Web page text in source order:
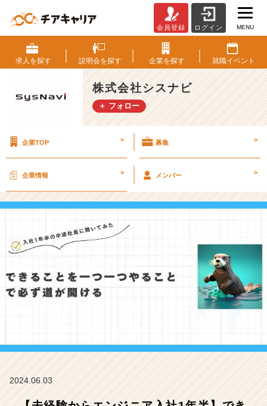
経
験
か
ら
エ
ン
入
年
半】
き
を
一
や
会員登録 ログイン MENU
求人を探す 説明会を探す 企業を探す 就職イベント
株式会社シスナビ
＋ フォロー
企業TOP > 募集 >
企業情報 > メンバー >
2024.06.03